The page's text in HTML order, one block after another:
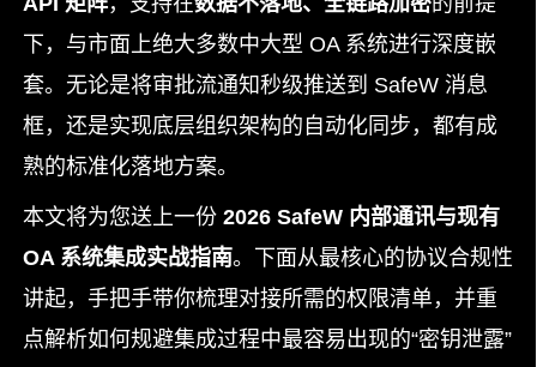
下，与市面上绝大多数中大型 OA 系统进行深度嵌
套。无论是将审批流通知秒级推送到 SafeW 消息
框，还是实现底层组织架构的自动化同步，都有成
熟的标准化落地方案。
本文将为您送上一份 2026 SafeW 内部通讯与现有
OA 系统集成实战指南。下面从最核心的协议合规性
讲起，手把手带你梳理对接所需的权限清单，并重
点解析如何规避集成过程中最容易出现的“密钥泄露”